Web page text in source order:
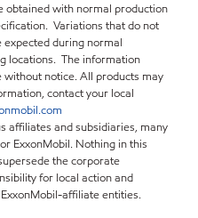
obtained with normal production
Variations that do not
during normal
locations. The information
notice. All products may
contact your local
affiliates and subsidiaries, many
ExxonMobil. Nothing in this
the corporate
for local action and
affiliate entities.